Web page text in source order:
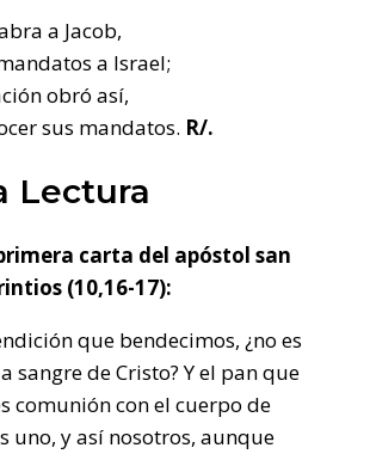
a Jacob,
a Israel;
obró así,
sus mandatos. R/.
Lectura
carta del apóstol san
(10,16-17):
que bendecimos, ¿no es
sangre de Cristo? Y el pan que
comunión con el cuerpo de
uno, y así nosotros, aunque